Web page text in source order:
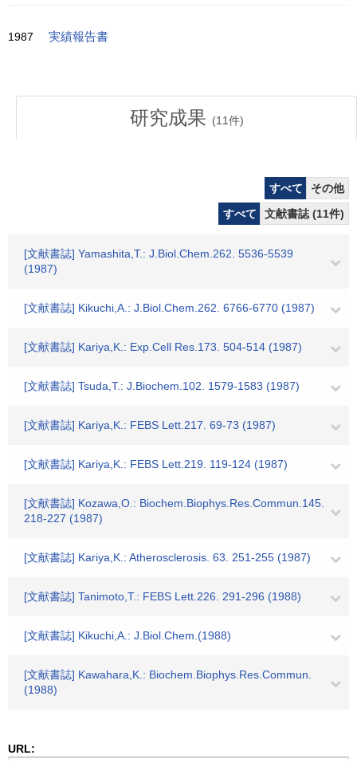
1987 実績報告書
研究成果 (11件)
すべて
その他
すべて
文献書誌 (11件)
[文献書誌] Yamashita,T.: J.Biol.Chem.262. 5536-5539
(1987)
[文献書誌] Kikuchi,A.: J.Biol.Chem.262. 6766-6770 (1987)
[文献書誌] Kariya,K.: Exp.Cell Res.173. 504-514 (1987)
[文献書誌] Tsuda,T.: J.Biochem.102. 1579-1583 (1987)
[文献書誌] Kariya,K.: FEBS Lett.217. 69-73 (1987)
[文献書誌] Kariya,K.: FEBS Lett.219. 119-124 (1987)
[文献書誌] Kozawa,O.: Biochem.Biophys.Res.Commun.145.
218-227 (1987)
[文献書誌] Kariya,K.: Atherosclerosis. 63. 251-255 (1987)
[文献書誌] Tanimoto,T.: FEBS Lett.226. 291-296 (1988)
[文献書誌] Kikuchi,A.: J.Biol.Chem.(1988)
[文献書誌] Kawahara,K.: Biochem.Biophys.Res.Commun.
(1988)
URL: